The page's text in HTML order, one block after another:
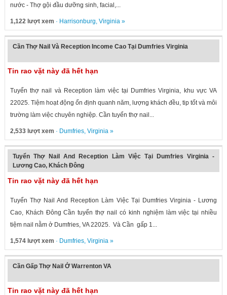
nước - Thợ gội đầu dưỡng sinh, facial,...
1,122 lượt xem · Harrisonburg, Virginia»
Cần Thợ Nail Và Reception Income Cao Tại Dumfries Virginia
Tin rao vặt này đã hết hạn
Tuyển thợ nail và Reception làm việc tại Dumfries Virginia, khu vực VA
22025. Tiệm hoạt động ổn định quanh năm, lượng khách đều, tip tốt và môi
trường làm việc chuyên nghiệp. Cần tuyển thợ nail...
2,533 lượt xem · Dumfries, Virginia»
Tuyển Thợ Nail And Reception Làm Việc Tại Dumfries Virginia -
Lương Cao, Khách Đông
Tin rao vặt này đã hết hạn
Tuyển Thợ Nail And Reception Làm Việc Tại Dumfries Virginia - Lương
Cao, Khách Đông Cần tuyển thợ nail có kinh nghiệm làm việc tại nhiều
tiệm nail nằm ở Dumfries, VA 22025. Và Cần gấp 1...
1,574 lượt xem · Dumfries, Virginia»
Cần Gấp Thợ Nail Ở Warrenton VA
Tin rao vặt này đã hết hạn